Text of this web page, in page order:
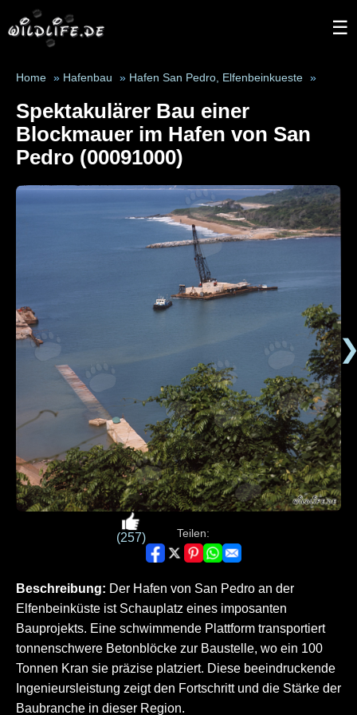
☰
Home » Hafenbau » Hafen San Pedro, Elfenbeinkueste »
Spektakulärer Bau einer
Blockmauer im Hafen von San
Pedro (00091000)
(257) Teilen:
Beschreibung: Der Hafen von San Pedro an der
Elfenbeinküste ist Schauplatz eines imposanten
Bauprojekts. Eine schwimmende Plattform transportiert
tonnenschwere Betonblöcke zur Baustelle, wo ein 100
Tonnen Kran sie präzise platziert. Diese beeindruckende
Ingenieursleistung zeigt den Fortschritt und die Stärke der
Baubranche in dieser Region.